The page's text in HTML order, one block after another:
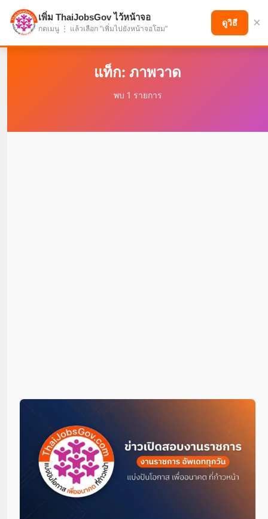
แบ่งปันโอกาส เพื่ออนาคตที่ก้าวหน้า
แท็ก: ภาพวาด
พบ 1 รายการ
เพิ่ม ThaiJobsGov ไว้หน้าจอ
กดเมนู ⋮ แล้วเลือก "เพิ่มไปยังหน้าจอโฮม"
ดูวิธี ×